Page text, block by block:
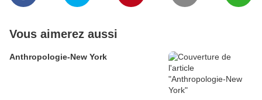
Vous aimerez aussi
Anthropologie-New York